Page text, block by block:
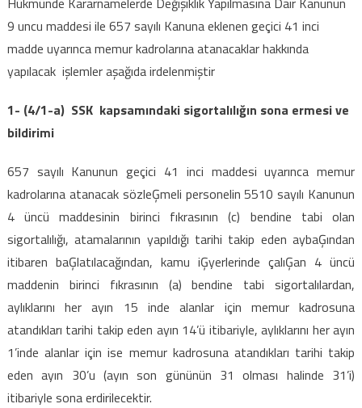
9 uncu maddesi ile 657 sayılı Kanuna eklenen geçici 41 inci
madde uyarınca memur kadrolarına atanacaklar hakkında
yapılacak işlemler aşağıda irdelenmiştir
1- (4/1-a) SSK kapsamındaki sigortalılığın sona ermesi ve
bildirimi
657 sayılı Kanunun geçici 41 inci maddesi uyarınca memur
kadrolarına atanacak sözleĢmeli personelin 5510 sayılı Kanunun
4 üncü maddesinin birinci fıkrasının (c) bendine tabi olan
sigortalılığı, atamalarının yapıldığı tarihi takip eden aybaĢından
itibaren baĢlatılacağından, kamu iĢyerlerinde çalıĢan 4 üncü
maddenin birinci fıkrasının (a) bendine tabi sigortalılardan,
aylıklarını her ayın 15 inde alanlar için memur kadrosuna
atandıkları tarihi takip eden ayın 14’ü itibariyle, aylıklarını her ayın
1’inde alanlar için ise memur kadrosuna atandıkları tarihi takip
eden ayın 30’u (ayın son gününün 31 olması halinde 31’i)
itibariyle sona erdirilecektir.